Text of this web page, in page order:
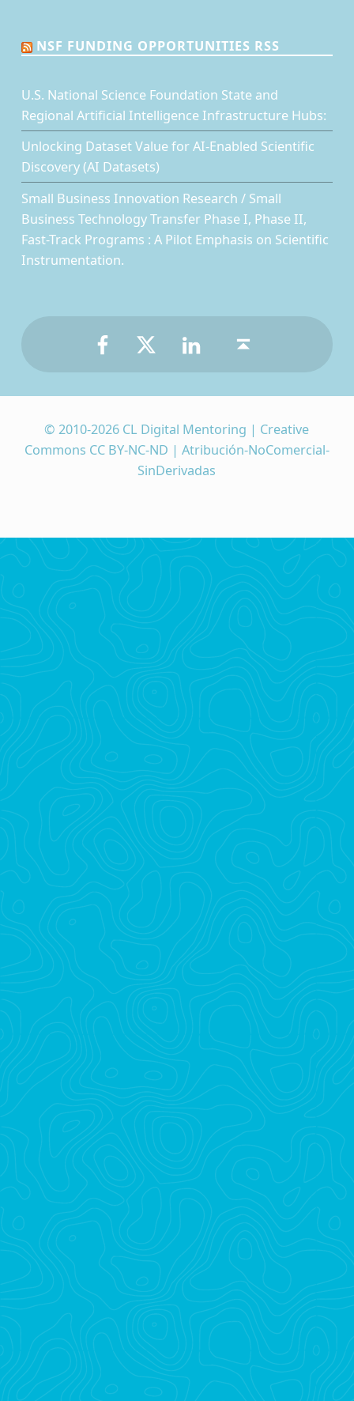
NSF FUNDING OPPORTUNITIES RSS
U.S. National Science Foundation State and
Regional Artificial Intelligence Infrastructure Hubs:
Unlocking Dataset Value for AI-Enabled Scientific
Discovery (AI Datasets)
Small Business Innovation Research / Small
Business Technology Transfer Phase I, Phase II,
Fast-Track Programs : A Pilot Emphasis on Scientific
Instrumentation.
© 2010-2026 CL Digital Mentoring | Creative
Commons CC BY-NC-ND | Atribución-NoComercial-
SinDerivadas